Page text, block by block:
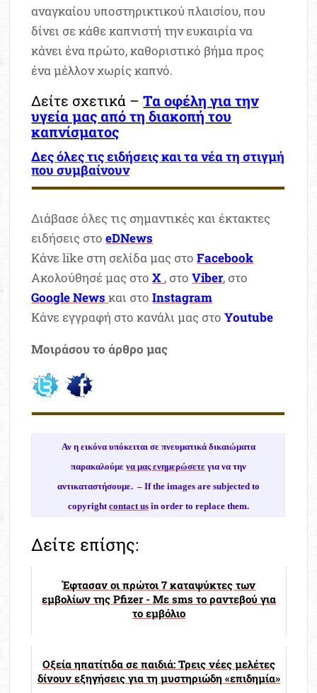
αναγκαίου υποστηρικτικού πλαισίου, που
δίνει σε κάθε καπνιστή την ευκαιρία να
κάνει ένα πρώτο, καθοριστικό βήμα προς
ένα μέλλον χωρίς καπνό.
Δείτε σχετικά –Τα οφέλη για την
υγεία μας από τη διακοπή του
καπνίσματος
Δες όλες τις ειδήσεις και τα νέα τη στιγμή
που συμβαίνουν
Διάβασε όλες τις σημαντικές και έκτακτες
ειδήσεις στοeDNews
Κάνε like στη σελίδα μας στοFacebook
Ακολούθησέ μας στοX , στοViber, στο
Google News και στοInstagram
Κάνε εγγραφή στο κανάλι μας στοYoutube
Μοιράσου το άρθρο μας
Αν η εικόνα υπόκειται σε πνευματικά δικαιώματα
παρακαλούμε να μας ενημερώσετεγια να την
αντικαταστήσουμε. – If the images are subjected to
copyrightcontact usin order to replace them.
Δείτε επίσης:
Έφτασαν οι πρώτοι 7 καταψύκτες των
εμβολίων της Pfizer - Με sms το ραντεβού για
το εμβόλιο
Οξεία ηπατίτιδα σε παιδιά: Τρεις νέες μελέτες
δίνουν εξηγήσεις για τη μυστηριώδη «επιδημία»